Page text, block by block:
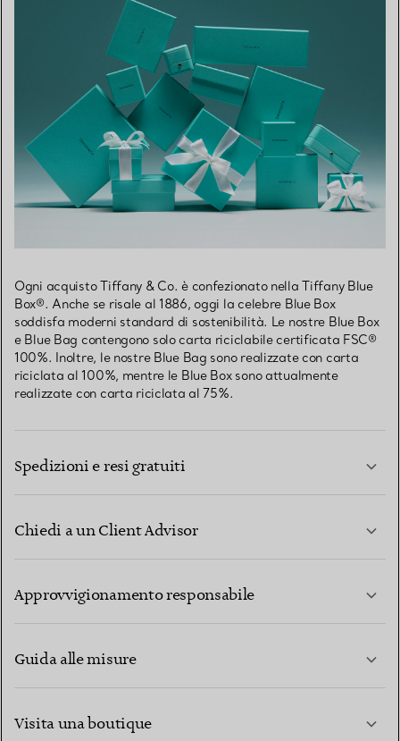
Ogni acquisto Tiffany & Co. è confezionato nella Tiffany Blue
Box®. Anche se risale al 1886, oggi la celebre Blue Box
soddisfa moderni standard di sostenibilità. Le nostre Blue Box
e Blue Bag contengono solo carta riciclabile certificata FSC®
100%. Inoltre, le nostre Blue Bag sono realizzate con carta
riciclata al 100%, mentre le Blue Box sono attualmente
realizzate con carta riciclata al 75%.
Spedizioni e resi gratuiti
Chiedi a un Client Advisor
Approvvigionamento responsabile
Guida alle misure
Visita una boutique